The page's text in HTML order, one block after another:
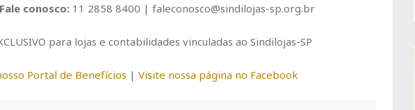
conosco: 11 2858 8400 | faleconosco@sindilojas-sp.org.br
para lojas e contabilidades vinculadas ao Sindilojas-SP
Portal de Benefícios | Visite nossa página no Facebook